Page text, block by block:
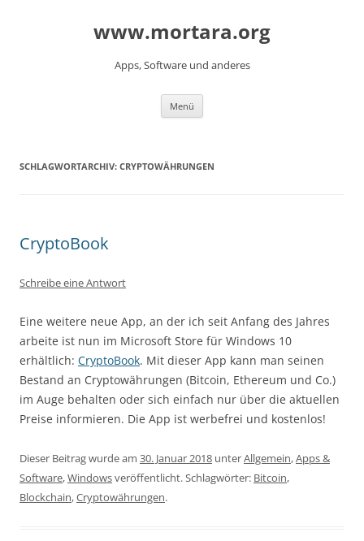
www.mortara.org
Apps, Software und anderes
Menü
SCHLAGWORTARCHIV: CRYPTOWÄHRUNGEN
CryptoBook
Schreibe eine Antwort
Eine weitere neue App, an der ich seit Anfang des Jahres
arbeite ist nun im Microsoft Store für Windows 10
erhältlich: CryptoBook. Mit dieser App kann man seinen
Bestand an Cryptowährungen (Bitcoin, Ethereum und Co.)
im Auge behalten oder sich einfach nur über die aktuellen
Preise informieren. Die App ist werbefrei und kostenlos!
Dieser Beitrag wurde am 30. Januar 2018 unterAllgemein,Apps &
Software,Windowsveröffentlicht. Schlagwörter: Bitcoin,
Blockchain,Cryptowährungen.